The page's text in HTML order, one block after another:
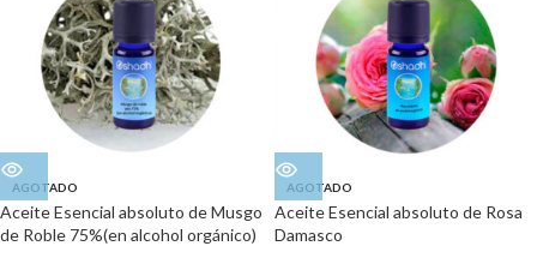
AGOTADO
Aceite Esencial absoluto de Musgo
de Roble 75%(en alcohol orgánico)
AGOTADO
Aceite Esencial absoluto de Rosa
Damasco